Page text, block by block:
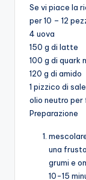
Se vi piace la
per 10 – 12
4 uova
150 g di latte
100 g di quark
120 g di amido
1 pizzico di sale
olio neutro per
Preparazione
una
grumi e
10-15